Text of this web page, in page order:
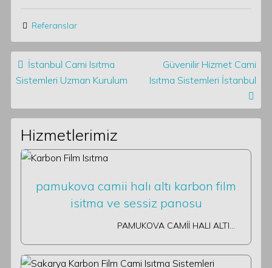
Referanslar
Post navigation
İstanbul Cami Isıtma
Sistemleri Uzman Kurulum
Güvenilir Hizmet Cami
Isıtma Sistemleri İstanbul
Hizmetlerimiz
pamukova camii halı altı karbon film
isitma ve sessiz panosu
PAMUKOVA CAMİİ HALI ALTI…